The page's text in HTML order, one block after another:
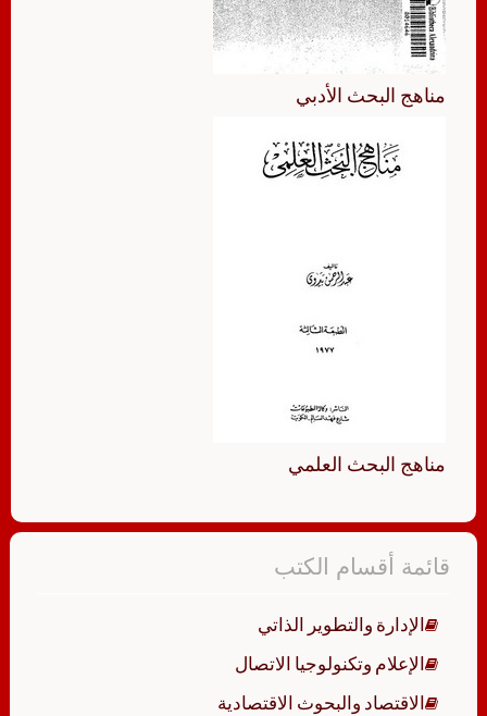
مناهج البحث الأدبي
مناهج البحث العلمي
قائمة أقسام الكتب
الإدارة والتطوير الذاتي
الإعلام وتكنولوجيا الاتصال
الاقتصاد والبحوث الاقتصادية